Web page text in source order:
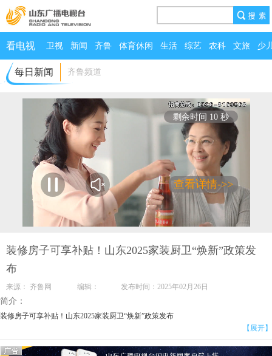
看电视 卫视 新闻 齐鲁 体育休闲 生活 综艺 农科 文旅 少
每日新闻 齐鲁频道
剩余时间 10 秒
查看详情->>
装修房子可享补贴！山东2025家装厨卫“焕新”政策发
布
来源： 齐鲁网 编辑： 发布时间：2025年02月26日
简介：
装修房子可享补贴！山东2025家装厨卫“焕新”政策发布
【展开】